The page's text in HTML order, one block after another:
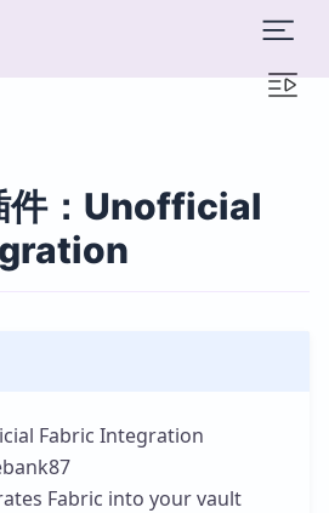
件：Unofficial
Fabric Integration
Fabric into your vault